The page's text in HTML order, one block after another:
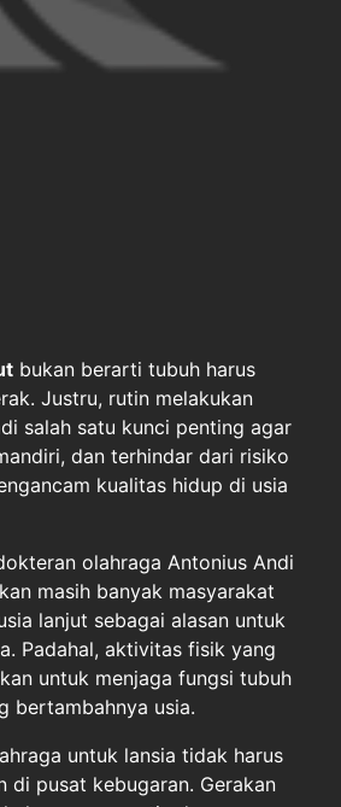
bukan berarti tubuh harus
Justru, rutin melakukan
salah satu kunci penting agar
dan terhindar dari risiko
kualitas hidup di usia
olahraga Antonius Andi
masih banyak masyarakat
lanjut sebagai alasan untuk
Padahal, aktivitas fisik yang
untuk menjaga fungsi tubuh
bertambahnya usia.
untuk lansia tidak harus
di pusat kebugaran. Gerakan